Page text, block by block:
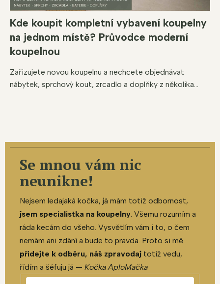
Kde koupit kompletní vybavení koupelny
na jednom místě? Průvodce moderní
koupelnou
Zařizujete novou koupelnu a nechcete objednávat
nábytek, sprchový kout, zrcadlo a doplňky z několika...
Se mnou vám nic
neunikne!
Nejsem ledajaká kočka, já mám totiž odbornost,
jsem specialistka na koupelny. Všemu rozumím a
ráda kecám do všeho. Vysvětlím vám i to, o čem
nemám ani zdání a bude to pravda. Proto si mě
přidejte k odběru, náš zpravodaj totiž vedu,
řídím a šéfuju já — Kočka AploMačka